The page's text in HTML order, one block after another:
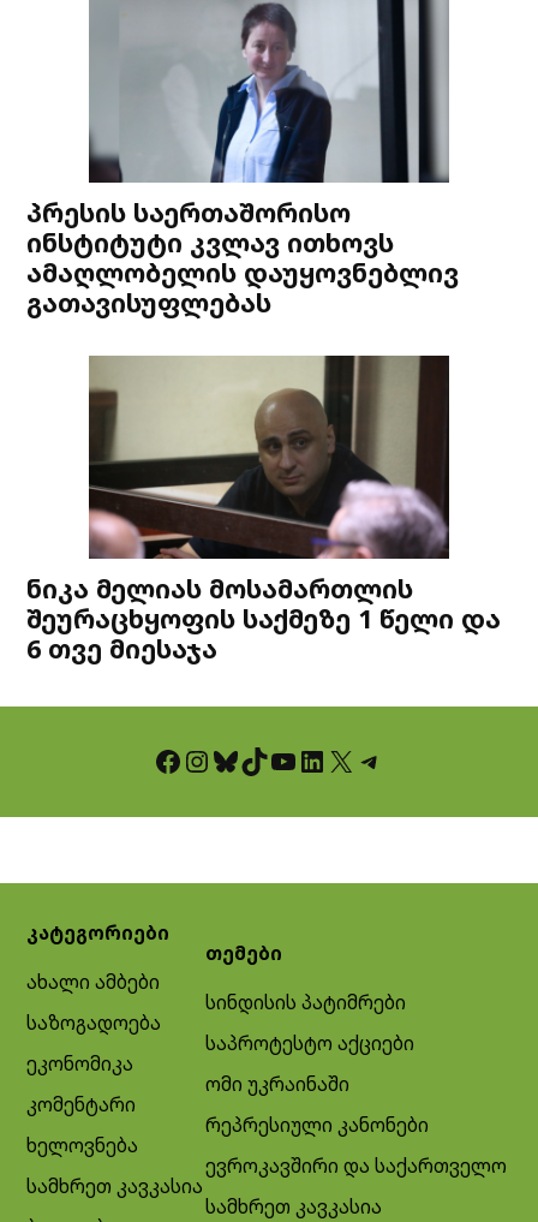
პრესის საერთაშორისო
ინსტიტუტი კვლავ ითხოვს
ამაღლობელის დაუყოვნებლივ
გათავისუფლებას
ნიკა მელიას მოსამართლის
შეურაცხყოფის საქმეზე 1 წელი და
6 თვე მიესაჯა
Facebook InstagramBluesky TikTok YouTube LinkedIn X Telegram
კატეგორიები
ახალი ამბები
საზოგადოება
ეკონომიკა
კომენტარი
ხელოვნება
სამხრეთ კავკასია
თემები
სინდისის პატიმრები
საპროტესტო აქციები
ომი უკრაინაში
რეპრესიული კანონები
ევროკავშირი და საქართველო
სამხრეთ კავკასია